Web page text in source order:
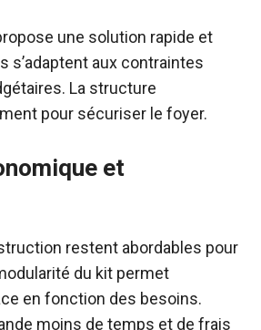
une solution rapide et
s’adaptent aux contraintes
La structure
pour sécuriser le foyer.
et
restent abordables pour
du kit permet
en fonction des besoins.
moins de temps et de frais